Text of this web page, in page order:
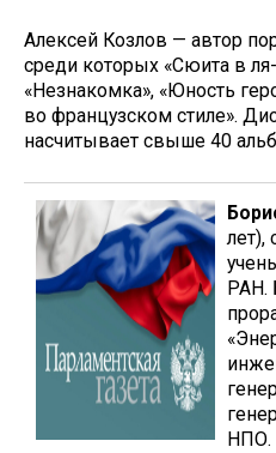
Алексей Козлов — автор
среди которых «Сюита в
«Незнакомка», «Юность
во французском стиле».
насчитывает свыше 40
лет),
РАН.
НПО.